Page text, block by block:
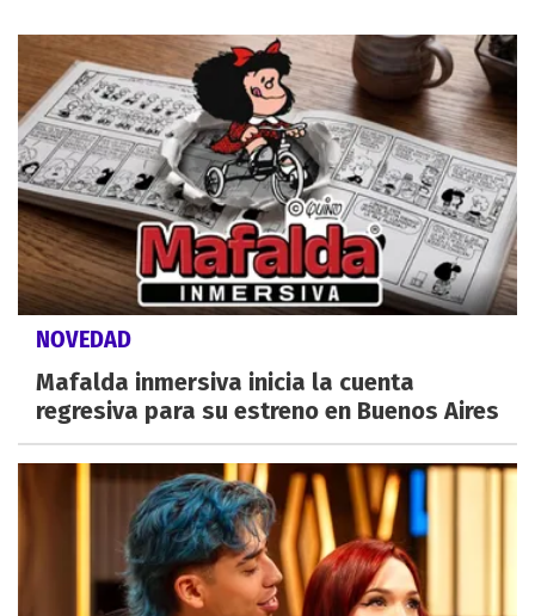
NOVEDAD
Mafalda inmersiva inicia la cuenta
regresiva para su estreno en Buenos Aires